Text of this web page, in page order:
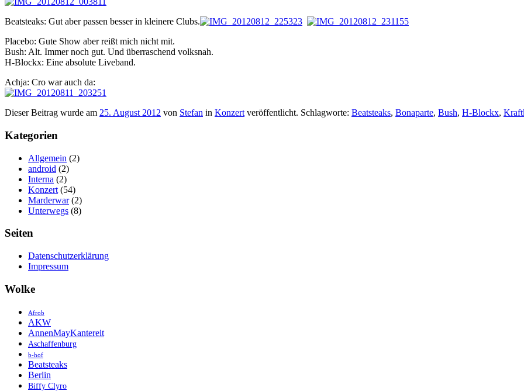
Beatsteaks: Gut aber passen besser in kleinere Clubs.
Placebo: Gute Show aber reißt mich nicht mit.
Bush: Alt. Immer noch gut. Und überraschend volksnah.
H-Blockx: Eine absolute Liveband.
Achja: Cro war auch da:
Dieser Beitrag wurde am 25. August 2012 von Stefan in Konzert veröffentlicht. Schlagworte: Beatsteaks, Bonaparte, Bush, H-Blockx,
Kategorien
Allgemein (2)
android (2)
Interna (2)
Konzert (54)
Marderwar(2)
Unterwegs (8)
Seiten
Datenschutzerklärung
Impressum
Wolke
Afrob
AKW
AnnenMayKantereit
Aschaffenburg
b-hof
Beatsteaks
Berlin
Biffy Clyro